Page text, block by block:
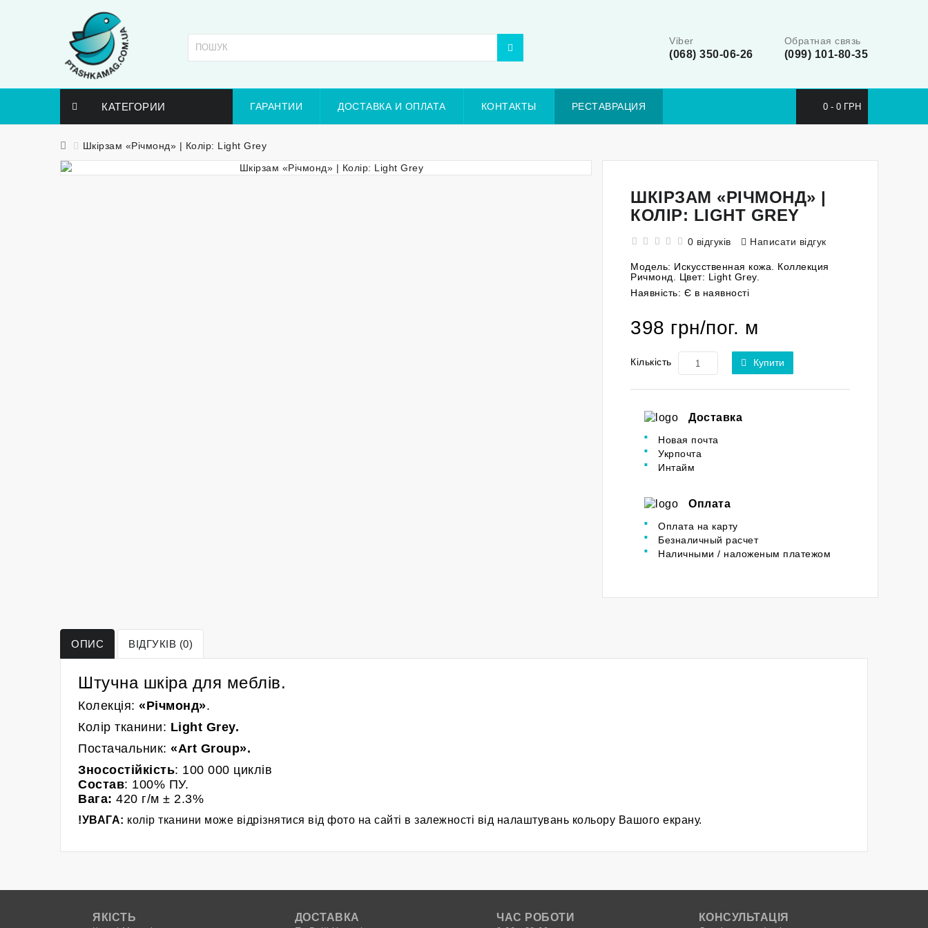
Обратная связь
(099) 101-80-35
Viber
(068) 350-06-26
КАТЕГОРИИ ГАРАНТИИ ДОСТАВКА И ОПЛАТА КОНТАКТЫ РЕСТАВРАЦИЯ 0 - 0 ГРН
Шкірзам «Річмонд» | Колір: Light Grey
ШКІРЗАМ «РІЧМОНД» |
КОЛІР: LIGHT GREY
0 відгуків Написати відгук
Модель: Искусственная кожа. Коллекция
Ричмонд. Цвет: Light Grey.
Наявність: Є в наявності
398 грн/пог. м
Кількість Купити
Доставка
Новая почта
Укрпочта
Интайм
Оплата
Оплата на карту
Безналичный расчет
Наличными / наложеным платежом
ОПИС ВІДГУКІВ (0)
Штучна шкіра для меблів.
Колекція: «Річмонд».
Колір тканини: Light Grey.
Постачальник: «Art Group».
Зносостійкість: 100 000 циклів
Состав: 100% ПУ.
Вага: 420 г/м ± 2.3%
!УВАГА: колір тканини може відрізнятися від фото на сайті в залежності від налаштувань кольору Вашого екрану.
ЯКІСТЬ ДОСТАВКА ЧАС РОБОТИ КОНСУЛЬТАЦІЯ